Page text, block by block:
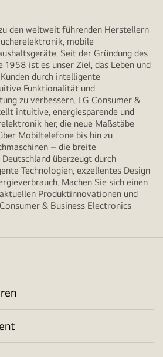
den weltweit führenden Herstellern
mobile
Seit der Gründung des
1958 ist es unser Ziel, das Leben und
durch intelligente
Funktionalität und
zu verbessern. LG Consumer &
intuitive, energiesparende und
her, die neue Maßstäbe
Mobiltelefone bis hin zu
– die breite
überzeugt durch
Technologien, exzellentes Design
Machen Sie sich einen
Produktinnovationen und
& Business Electronics